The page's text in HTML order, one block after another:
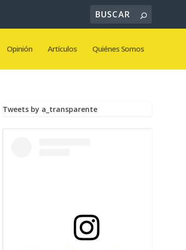
Opinión Artículos Quiénes Somos
Tweets by a_transparente